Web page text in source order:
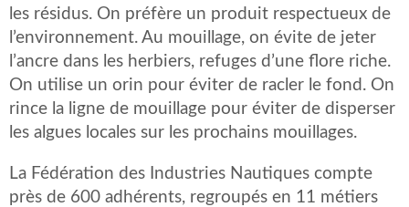
les résidus. On préfère un produit respectueux de
l’environnement. Au mouillage, on évite de jeter
l’ancre dans les herbiers, refuges d’une flore riche.
On utilise un orin pour éviter de racler le fond. On
rince la ligne de mouillage pour éviter de disperser
les algues locales sur les prochains mouillages.
La Fédération des Industries Nautiques compte
près de 600 adhérents, regroupés en 11 métiers